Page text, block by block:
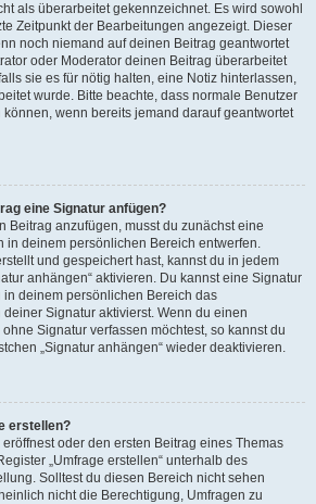
als überarbeitet gekennzeichnet. Es wird sowohl
Zeitpunkt der Bearbeitungen angezeigt. Dieser
noch niemand auf deinen Beitrag geantwortet
oder Moderator deinen Beitrag überarbeitet
sie es für nötig halten, eine Notiz hinterlassen,
wurde. Bitte beachte, dass normale Benutzer
wenn bereits jemand darauf geantwortet
eine Signatur anfügen?
Beitrag anzufügen, musst du zunächst eine
in deinem persönlichen Bereich entwerfen.
und gespeichert hast, kannst du in jedem
anhängen“ aktivieren. Du kannst eine Signatur
deinem persönlichen Bereich das
Signatur aktivierst. Wenn du einen
Signatur verfassen möchtest, so kannst du
„Signatur anhängen“ wieder deaktivieren.
erstellen?
oder den ersten Beitrag eines Themas
„Umfrage erstellen“ unterhalb des
Solltest du diesen Bereich nicht sehen
nicht die Berechtigung, Umfragen zu